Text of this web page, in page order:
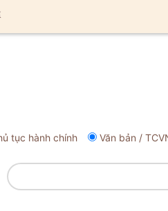
tục hành chính Văn bản /